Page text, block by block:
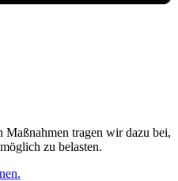
tragen wir dazu bei,
zu belasten.